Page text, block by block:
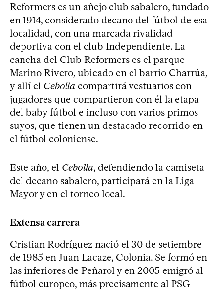
Reformers es un añejo club sabalero, fundado
en 1914, considerado decano del fútbol de esa
localidad, con una marcada rivalidad
deportiva con el club Independiente. La
cancha del Club Reformers es el parque
Marino Rivero, ubicado en el barrio Charrúa,
y allí el Cebolla compartirá vestuarios con
jugadores que compartieron con él la etapa
del baby fútbol e incluso con varios primos
suyos, que tienen un destacado recorrido en
el fútbol coloniense.
Este año, el Cebolla, defendiendo la camiseta
del decano sabalero, participará en la Liga
Mayor y en el torneo local.
Extensa carrera
Cristian Rodríguez nació el 30 de setiembre
de 1985 en Juan Lacaze, Colonia. Se formó en
las inferiores de Peñarol y en 2005 emigró al
fútbol europeo, más precisamente al PSG